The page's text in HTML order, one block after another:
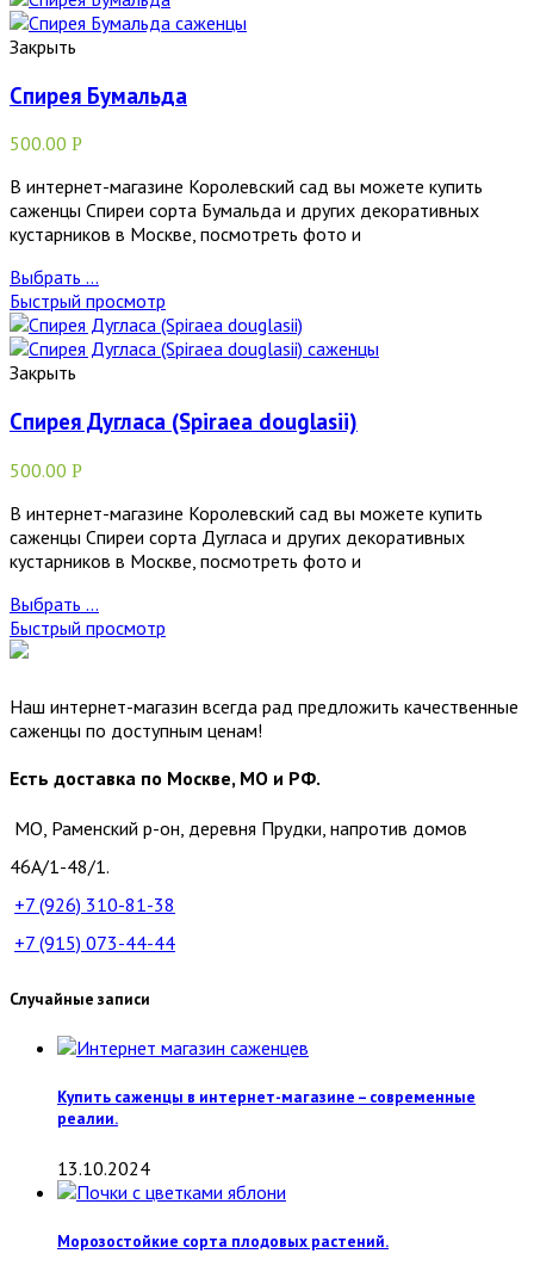
Закрыть
Спирея Бумальда
500.00 Р
В интернет-магазине Королевский сад вы можете купить
саженцы Спиреи сорта Бумальда и других декоративных
кустарников в Москве, посмотреть фото и
Выбрать ...
Быстрый просмотр
Закрыть
Спирея Дугласа (Spiraea douglasii)
500.00 Р
В интернет-магазине Королевский сад вы можете купить
саженцы Спиреи сорта Дугласа и других декоративных
кустарников в Москве, посмотреть фото и
Выбрать ...
Быстрый просмотр
Наш интернет-магазин всегда рад предложить качественные
саженцы по доступным ценам!
Есть доставка по Москве, МО и РФ.
МО, Раменский р-он, деревня Прудки, напротив домов
46А/1-48/1.
+7 (926) 310-81-38
+7 (915) 073-44-44
Случайные записи
Купить саженцы в интернет-магазине – современные
реалии.
13.10.2024
Морозостойкие сорта плодовых растений.